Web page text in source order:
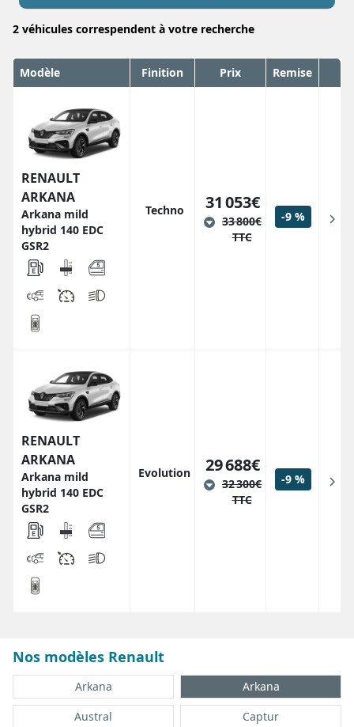
2 véhicules correspendent à votre recherche
Modèle Finition Prix Remise
RENAULT
ARKANA
Arkana mild
hybrid 140 EDC
GSR2
Techno 31 053€
33 800€
TTC
-9 %
RENAULT
ARKANA
Arkana mild
hybrid 140 EDC
GSR2
Evolution 29 688€
32 300€
TTC
-9 %
Nos modèles Renault
Arkana
Arkana
Austral
Captur